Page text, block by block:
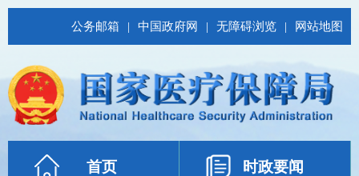
公务邮箱 | 中国政府网 | 无障碍浏览 | 网站地图
首页 时政要闻